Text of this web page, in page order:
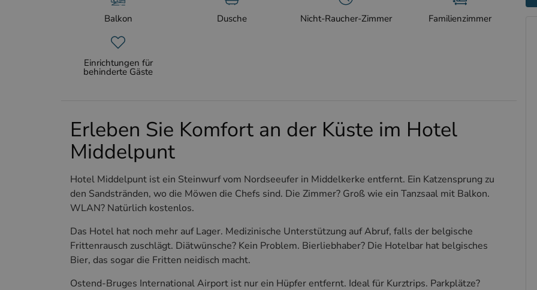
Balkon Dusche Nicht-Raucher-Zimmer Familienzimmer
Einrichtungen für
behinderte Gäste
Erleben Sie Komfort an der Küste im Hotel
Middelpunt
Hotel Middelpunt ist ein Steinwurf vom Nordseeufer in Middelkerke entfernt. Ein Katzensprung zu
den Sandstränden, wo die Möwen die Chefs sind. Die Zimmer? Groß wie ein Tanzsaal mit Balkon.
WLAN? Natürlich kostenlos.
Das Hotel hat noch mehr auf Lager. Medizinische Unterstützung auf Abruf, falls der belgische
Frittenrausch zuschlägt. Diätwünsche? Kein Problem. Bierliebhaber? Die Hotelbar hat belgisches
Bier, das sogar die Fritten neidisch macht.
Ostend-Bruges International Airport ist nur ein Hüpfer entfernt. Ideal für Kurztrips. Parkplätze?